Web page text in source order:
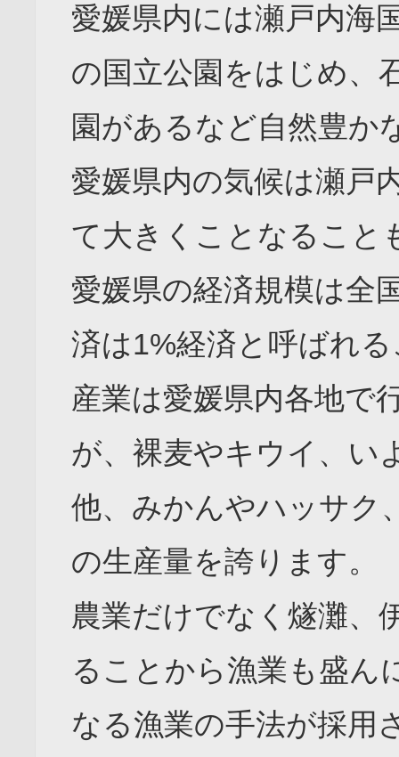
愛媛県内には瀬戸内海
の国立公園をはじめ、
園があるなど自然豊か
愛媛県内の気候は瀬戸
て大きくことなること
愛媛県の経済規模は全
済は1%経済と呼ばれ
産業は愛媛県内各地で
が、裸麦やキウイ、い
他、みかんやハッサク
の生産量を誇ります。
農業だけでなく燧灘、
ることから漁業も盛ん
なる漁業の手法が採用